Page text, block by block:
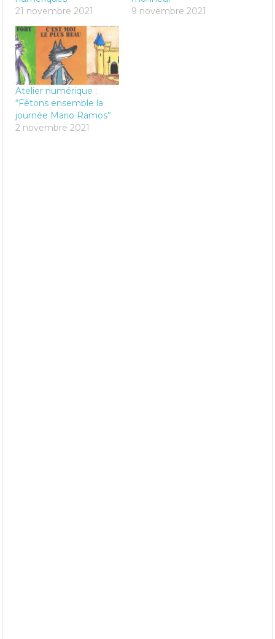
21 novembre 2021
9 novembre 2021
Atelier numérique :
“Fêtons ensemble la
journée Mario Ramos”
2 novembre 2021